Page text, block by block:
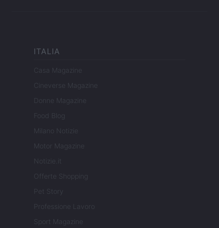
ITALIA
Casa Magazine
Cineverse Magazine
Donne Magazine
Food Blog
Milano Notizie
Motor Magazine
Notizie.it
Offerte Shopping
Pet Story
Professione Lavoro
Sport Magazine